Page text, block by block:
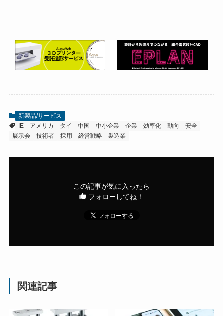
新製品/サービス
IE
アメリカ タイ 中国 中小企業 企業 効率化 動向
安全
展示会
技術者 採用 経営戦略 製造業
この記事が気に入ったら
フォローしてね！
関連記事